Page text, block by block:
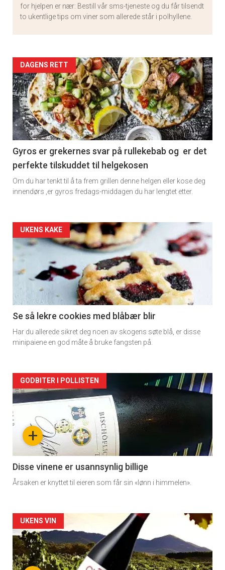
for hjelpen er nær: Bestill vår sms-tjeneste og du får tilsendt
to ukentlige tips om viner som allerede står i polhyllene.
Artikler
detail
-
section
11
DAGENS RETT
Gyros er grekernes svar på rullekebab og er det
perfekte tilskuddet til helgekosen
Om du har tenkt til å ta frem grillen denne helgen eller kose deg
innendørs ,er gyros fredags-middagen du har lengtet etter.
Artikler
detail
-
section
11
Dagens
UKENS KAKE
Se så lekre cookies med blåbær blir
Har du allerede sikret deg noen av skogens søte blå, er disse
minipaiene en god måte å bruke fangsten på.
Artikler
detail
-
section
11
Dagens
rett
2
+
GODBITER I POLLISTEN
Disse vinene er usannsynlig billige
Årsaken er knyttet til eieren som får sin «lønn i himmelen».
Artikler
detail
-
UKENS VIN